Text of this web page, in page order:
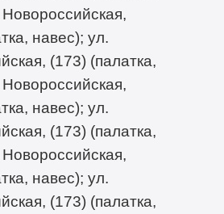
навес); ул.
(173) (палатка,
навес); ул.
(173) (палатка,
навес); ул.
(173) (палатка,